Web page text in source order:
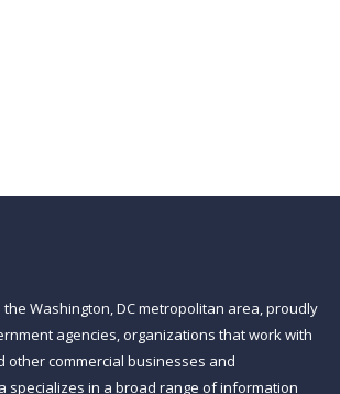
the Washington, DC metropolitan area, proudly
agencies, organizations that work with
other commercial businesses and
specializes in a broad range of information